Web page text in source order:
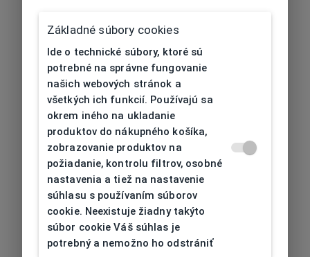
Základné súbory cookies
Ide o technické súbory, ktoré sú
potrebné na správne fungovanie
našich webových stránok a
všetkých ich funkcií. Používajú sa
okrem iného na ukladanie
produktov do nákupného košíka,
zobrazovanie produktov na
požiadanie, kontrolu filtrov, osobné
nastavenia a tiež na nastavenie
súhlasu s používaním súborov
cookie. Neexistuje žiadny takýto
súbor cookie Váš súhlas je
potrebný a nemožno ho odstrániť